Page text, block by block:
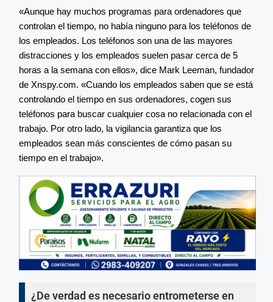
«Aunque hay muchos programas para ordenadores que
controlan el tiempo, no había ninguno para los teléfonos de
los empleados. Los teléfonos son una de las mayores
distracciones y los empleados suelen pasar cerca de 5
horas a la semana con ellos», dice Mark Leeman, fundador
de Xnspy.com. «Cuando los empleados saben que se está
controlando el tiempo en sus ordenadores, cogen sus
teléfonos para buscar cualquier cosa no relacionada con el
trabajo. Por otro lado, la vigilancia garantiza que los
empleados sean más conscientes de cómo pasan su
tiempo en el trabajo».
¿De verdad es necesario entrometerse en